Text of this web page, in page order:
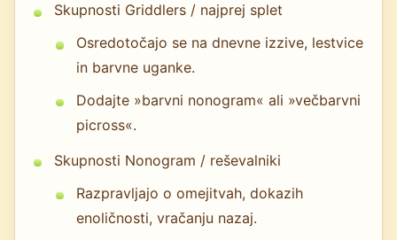
Skupnosti Griddlers / najprej splet
Osredotočajo se na dnevne izzive, lestvice
in barvne uganke.
Dodajte »barvni nonogram« ali »večbarvni
picross«.
Skupnosti Nonogram / reševalniki
Razpravljajo o omejitvah, dokazih
enoličnosti, vračanju nazaj.